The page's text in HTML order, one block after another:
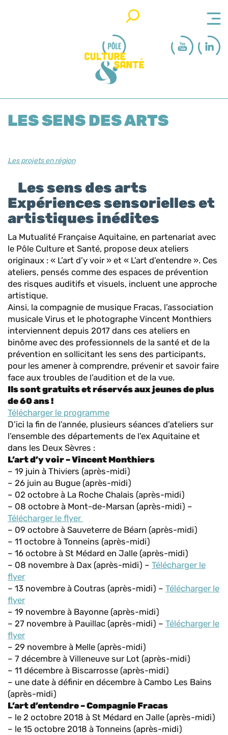
LES SENS DES ARTS
Les projets en région
Les sens des arts
Expériences sensorielles et
artistiques inédites
La Mutualité Française Aquitaine, en partenariat avec
le Pôle Culture et Santé, propose deux ateliers
originaux : « L’art d’y voir » et « L’art d’entendre ». Ces
ateliers, pensés comme des espaces de prévention
des risques auditifs et visuels, incluent une approche
artistique.
Ainsi, la compagnie de musique Fracas, l’association
musicale Virus et le photographe Vincent Monthiers
interviennent depuis 2017 dans ces ateliers en
binôme avec des professionnels de la santé et de la
prévention en sollicitant les sens des participants,
pour les amener à comprendre, prévenir et savoir faire
face aux troubles de l’audition et de la vue.
Ils sont gratuits et réservés aux jeunes de plus
de 60 ans !
Télécharger le programme
D’ici la fin de l’année, plusieurs séances d’ateliers sur
l’ensemble des départements de l’ex Aquitaine et
dans les Deux Sèvres :
L’art d’y voir – Vincent Monthiers
– 19 juin à Thiviers (après-midi)
– 26 juin au Bugue (après-midi)
– 02 octobre à La Roche Chalais (après-midi)
– 08 octobre à Mont-de-Marsan (après-midi) –
Télécharger le flyer
– 09 octobre à Sauveterre de Béarn (après-midi)
– 11 octobre à Tonneins (après-midi)
– 16 octobre à St Médard en Jalle (après-midi)
– 08 novembre à Dax (après-midi) – Télécharger le
flyer
– 13 novembre à Coutras (après-midi) – Télécharger le
flyer
– 19 novembre à Bayonne (après-midi)
– 27 novembre à Pauillac (après-midi) – Télécharger le
flyer
– 29 novembre à Melle (après-midi)
– 7 décembre à Villeneuve sur Lot (après-midi)
– 11 décembre à Biscarrosse (après-midi)
– une date à définir en décembre à Cambo Les Bains
(après-midi)
L’art d’entendre – Compagnie Fracas
– le 2 octobre 2018 à St Médard en Jalle (après-midi)
– le 15 octobre 2018 à Tonneins (après-midi)